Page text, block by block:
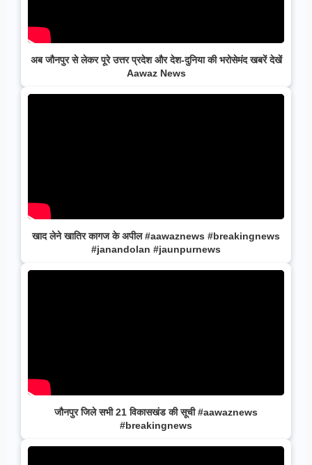
अब जौनपुर से लेकर पूरे उत्तर प्रदेश और देश-दुनिया की भरोसेमंद खबरें देखें
Aawaz News
खाद लेने खातिर कागज के अपील #aawaznews #breakingnews
#janandolan #jaunpurnews
जौनपुर जिले सभी 21 विकासखंड की सूची #aawaznews
#breakingnews